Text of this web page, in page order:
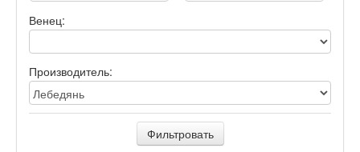
Венец:
Производитель:
Фильтровать